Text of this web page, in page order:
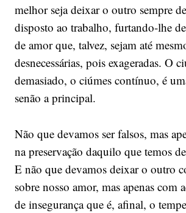
melhor seja deixar o outro sempre
disposto ao trabalho, furtando-lhe
de amor que, talvez, sejam até
desnecessárias, pois exageradas. O
demasiado, o ciúmes contínuo, é
senão a principal.
Não que devamos ser falsos, mas
na preservação daquilo que temos
E não que devamos deixar o outro
sobre nosso amor, mas apenas com
de insegurança que é, afinal, o